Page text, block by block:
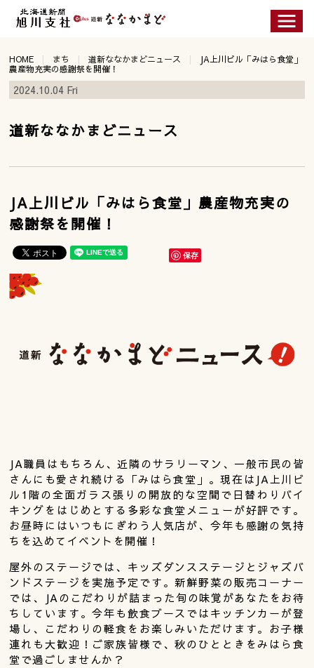
HOME まち 道新ななかまどニュース
JA上川ビル「みはら食堂」
農産物充実の感謝祭を開催！
2024.10.04 Fri
道新ななかまどニュース
JA上川ビル「みはら食堂」農産物充実の
感謝祭を開催！
保存
JA職員はもちろん、近隣のサラリーマン、一般市民の皆
さんにも愛され続ける「みはら食堂」。現在はJA上川ビ
ル1階の全面ガラス張りの開放的な空間で日替わりバイ
キングをはじめとする多彩な食堂メニューが好評です。
お昼時にはいつもにぎわう人気店が、今年も感謝の気持
ちを込めてイベントを開催！
屋外のステージでは、キッズダンスステージとジャズバ
ンドステージを実施予定です。新鮮野菜の販売コーナー
では、JAのこだわりが詰まった旬の味覚があなたをお待
ちしています。今年も飲食ブースではキッチンカーが登
場し、こだわりの軽食をお楽しみいただけます。お子様
連れも大歓迎！ご家族皆様で、秋のひとときをみはら食
堂で過ごしませんか？